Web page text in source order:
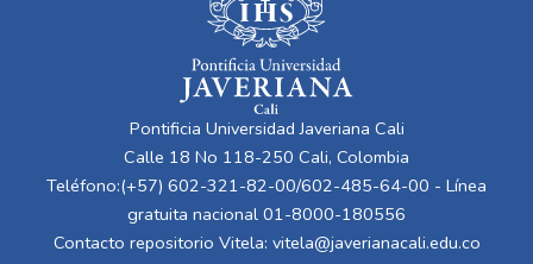
Pontificia Universidad Javeriana Cali
Calle 18 No 118-250 Cali, Colombia
Teléfono:(+57) 602-321-82-00/602-485-64-00 - Línea
gratuita nacional 01-8000-180556
Contacto repositorio Vitela: vitela@javerianacali.edu.co